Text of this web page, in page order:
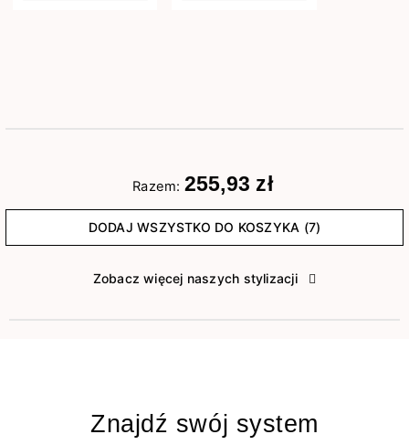
Razem: 255,93 zł
DODAJ WSZYSTKO DO KOSZYKA (7)
Zobacz więcej naszych stylizacji
Znajdź swój system